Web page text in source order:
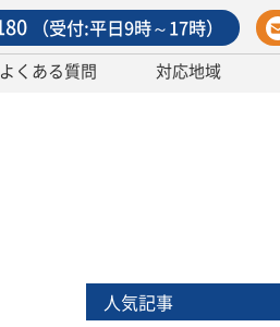
よくある質問 対応地域
（受付:平日9時～17時）
人気記事